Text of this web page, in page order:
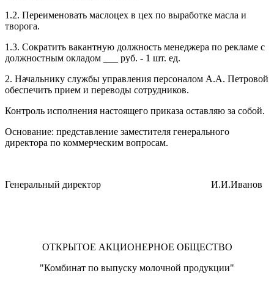
1.2. Переименовать маслоцех в цех по выработке масла и
творога.
1.3. Сократить вакантную должность менеджера по рекламе с
должностным окладом ___ руб. - 1 шт. ед.
2. Начальнику службы управления персоналом А.А. Петровой
обеспечить прием и переводы сотрудников.
Контроль исполнения настоящего приказа оставляю за собой.
Основание: представление заместителя генерального
директора по коммерческим вопросам.
Генеральный директор И.И.Иванов
ОТКРЫТОЕ АКЦИОНЕРНОЕ ОБЩЕСТВО
"Комбинат по выпуску молочной продукции"